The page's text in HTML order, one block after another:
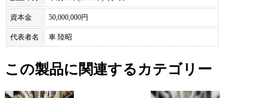
資本金 50,000,000円
代表者名 車 陸昭
この製品に関連するカテゴリー